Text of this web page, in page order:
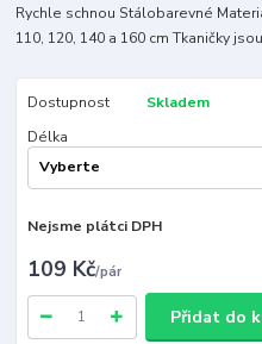
Rychle schnou Stálobarevné
110, 120, 140 a 160 cm Tkaničky
Dostupnost
Skladem
Délka
Nejsme plátci DPH
109 Kč/pár
Přidat do